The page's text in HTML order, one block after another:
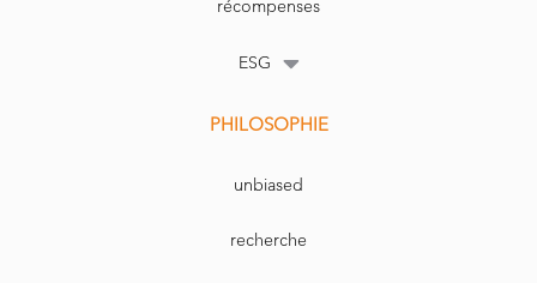
récompenses
ESG
PHILOSOPHIE
unbiased
recherche